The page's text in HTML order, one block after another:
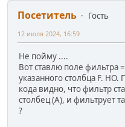
Посетитель
Гость
12 июля 2024, 16:59
Не пойму ....
Вот ставлю поле фильтра
указанного столбца F.
кода видно, что фильтр
столбец (А), и фильтрует
?